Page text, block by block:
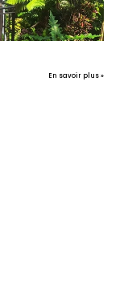
En savoir plus »